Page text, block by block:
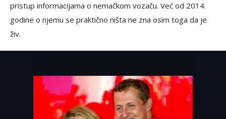
pristup informacijama o nemačkom vozaču. Već od 2014.
godine o njemu se praktično ništa ne zna osim toga da je
živ.